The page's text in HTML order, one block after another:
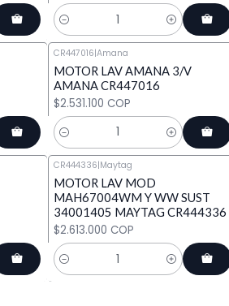
Cantidad
CR447016|Amana
MOTOR LAV AMANA 3/V
AMANA CR447016
$2.531.100 COP
Cantidad
CR444336|Maytag
MOTOR LAV MOD
MAH67004WM Y WW SUST
34001405 MAYTAG CR444336
$2.613.000 COP
Cantidad